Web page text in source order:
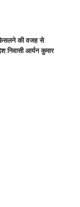
की वजह से
निवासी आर्यन कुमार